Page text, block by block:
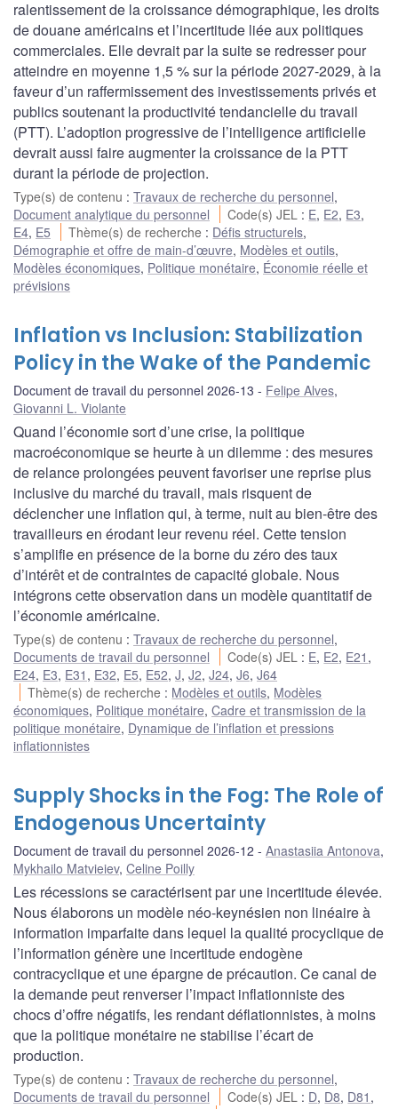
ralentissement de la croissance démographique, les droits
de douane américains et l’incertitude liée aux politiques
commerciales. Elle devrait par la suite se redresser pour
atteindre en moyenne 1,5 % sur la période 2027-2029, à la
faveur d’un raffermissement des investissements privés et
publics soutenant la productivité tendancielle du travail
(PTT). L’adoption progressive de l’intelligence artificielle
devrait aussi faire augmenter la croissance de la PTT
durant la période de projection.
Type(s) de contenu : Travaux de recherche du personnel,
Document analytique du personnel
Code(s) JEL : E, E2, E3,
E4, E5 Thème(s) de recherche : Défis structurels,
Démographie et offre de main-d’œuvre, Modèles et outils,
Modèles économiques, Politique monétaire, Économie réelle et
prévisions
Inflation vs Inclusion: Stabilization
Policy in the Wake of the Pandemic
Document de travail du personnel 2026-13 Felipe Alves,
Giovanni L. Violante
Quand l’économie sort d’une crise, la politique
macroéconomique se heurte à un dilemme : des mesures
de relance prolongées peuvent favoriser une reprise plus
inclusive du marché du travail, mais risquent de
déclencher une inflation qui, à terme, nuit au bien-être des
travailleurs en érodant leur revenu réel. Cette tension
s’amplifie en présence de la borne du zéro des taux
d’intérêt et de contraintes de capacité globale. Nous
intégrons cette observation dans un modèle quantitatif de
l’économie américaine.
Type(s) de contenu : Travaux de recherche du personnel,
Documents de travail du personnel
Code(s) JEL : E, E2, E21 ,
E24, E3, E31 , E32, E5, E52, J, J2, J24, J6, J64
Thème(s) de recherche : Modèles et outils, Modèles
économiques, Politique monétaire, Cadre et transmission de la
politique monétaire, Dynamique de l’inflation et pressions
inflationnistes
Supply Shocks in the Fog: The Role of
Endogenous Uncertainty
Document de travail du personnel 2026-12 Anastasiia Antonova,
Mykhailo Matvieiev, Celine Poilly
Les récessions se caractérisent par une incertitude élevée.
Nous élaborons un modèle néo-keynésien non linéaire à
information imparfaite dans lequel la qualité procyclique de
l’information génère une incertitude endogène
contracyclique et une épargne de précaution. Ce canal de
la demande peut renverser l’impact inflationniste des
chocs d’offre négatifs, les rendant déflationnistes, à moins
que la politique monétaire ne stabilise l’écart de
production.
Type(s) de contenu : Travaux de recherche du personnel,
Documents de travail du personnel
Code(s) JEL : D, D8, D81 ,